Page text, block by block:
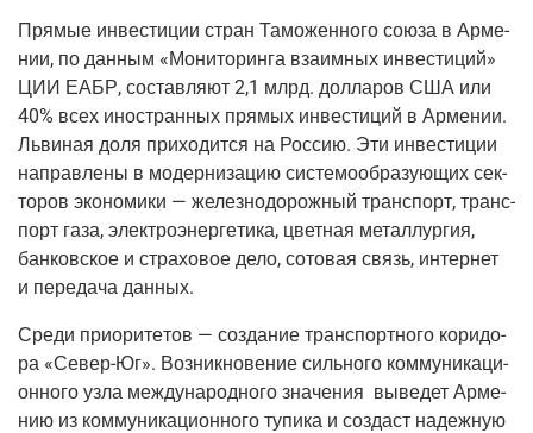
Пря­мые инве­сти­ции стран Тамо­жен­но­го сою­за в Арме­
нии, по дан­ным «Мони­то­рин­га вза­им­ных инве­сти­ций»
ЦИИ ЕАБР, состав­ля­ют 2,1 млрд. дол­ла­ров США или
40% всех ино­стран­ных пря­мых инве­сти­ций в Арме­нии.
Льви­ная доля при­хо­дит­ся на Рос­сию. Эти инве­сти­ции
направ­ле­ны в модер­ни­за­цию систе­мо­об­ра­зу­ю­щих сек­
то­ров эко­но­ми­ки — желез­но­до­рож­ный транс­порт, транс­
порт газа, элек­тро­энер­ге­ти­ка, цвет­ная метал­лур­гия,
бан­ков­ское и стра­хо­вое дело, сото­вая связь, интер­нет
и пере­да­ча данных.
Сре­ди при­о­ри­те­тов — созда­ние транс­порт­но­го кори­до­
ра «Север-Юг». Воз­ник­но­ве­ние силь­но­го ком­му­ни­ка­ци­
он­но­го узла меж­ду­на­род­но­го зна­че­ния выве­дет Арме­
нию из ком­му­ни­ка­ци­он­но­го тупи­ка и создаст надеж­ную